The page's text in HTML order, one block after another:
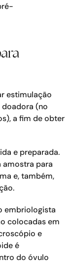
estimulação
(no
a fim de obter
e preparada.
amostra para
e, também,
embriologista
colocadas em
e
é
do óvulo